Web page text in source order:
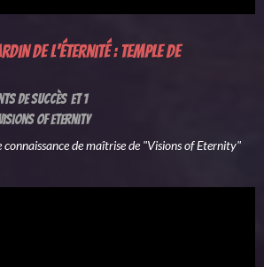
de l'éternité : Temple de
et 1
de maîtrise de "Visions of Eternity"